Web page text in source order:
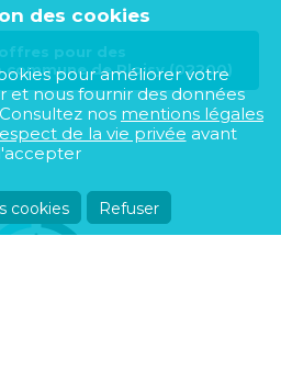
pour des
de Ploisy (02200)
des cookies
pour améliorer votre
et nous fournir des données
nos mentions légales
de la vie privée avant
cookies Refuser